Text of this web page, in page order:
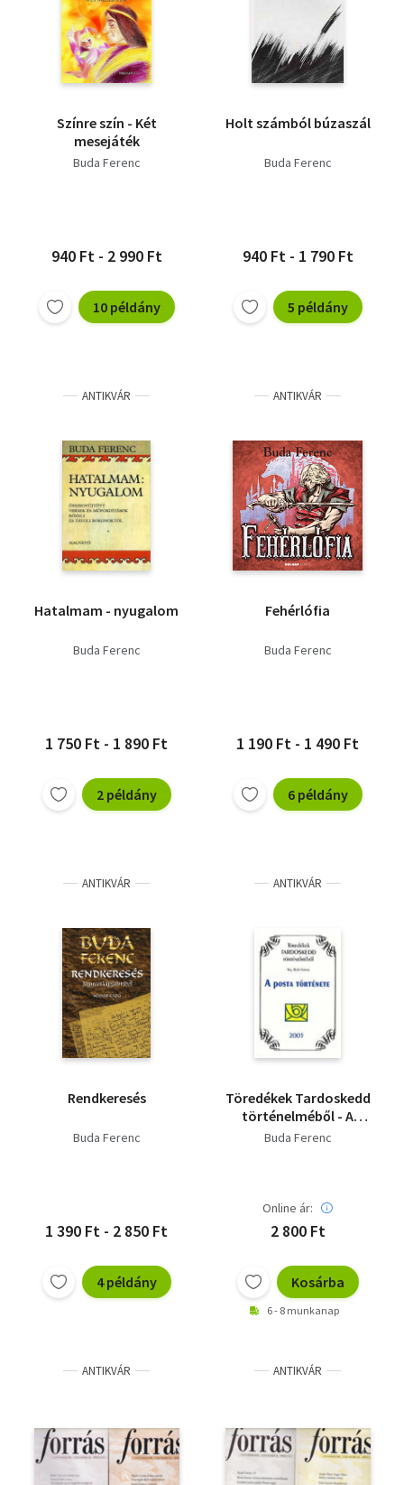
Színre szín - Két
mesejáték
Buda Ferenc
940 Ft - 2 990 Ft
10 példány
Holt számból búzaszál
Buda Ferenc
940 Ft - 1 790 Ft
5 példány
ANTIKVÁR
Hatalmam - nyugalom
Buda Ferenc
1 750 Ft - 1 890 Ft
2 példány
ANTIKVÁR
Fehérlófia
Buda Ferenc
1 190 Ft - 1 490 Ft
6 példány
ANTIKVÁR
Rendkeresés
Buda Ferenc
1 390 Ft - 2 850 Ft
4 példány
ANTIKVÁR
Töredékek Tardoskedd
történelméből - A
posta története
Buda Ferenc
Online ár:
2 800 Ft
Kosárba
6 - 8 munkanap
ANTIKVÁR ANTIKVÁR